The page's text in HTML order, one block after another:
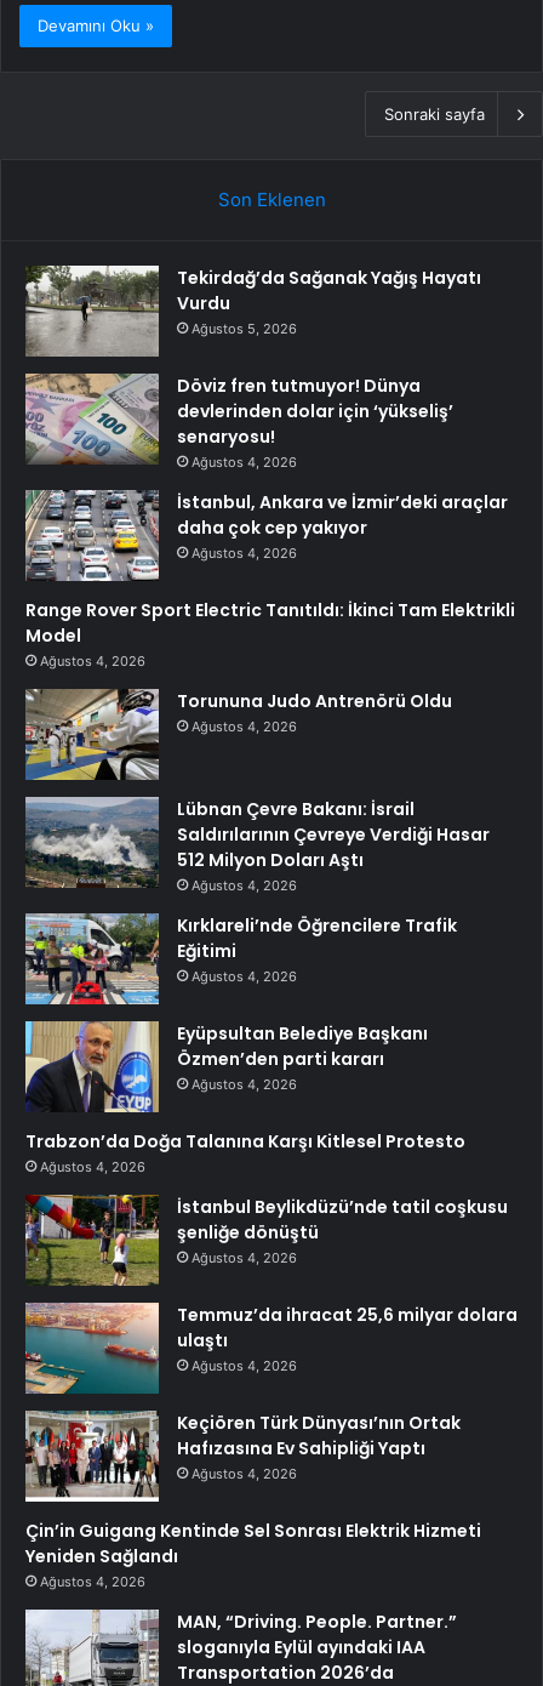
Devamını Oku »
Sonraki sayfa
Son Eklenen
Tekirdağ’da Sağanak Yağış Hayatı
Vurdu
Ağustos 5, 2026
Döviz fren tutmuyor! Dünya
devlerinden dolar için ‘yükseliş’
senaryosu!
Ağustos 4, 2026
İstanbul, Ankara ve İzmir’deki araçlar
daha çok cep yakıyor
Ağustos 4, 2026
Range Rover Sport Electric Tanıtıldı: İkinci Tam Elektrikli
Model
Ağustos 4, 2026
Torununa Judo Antrenörü Oldu
Ağustos 4, 2026
Lübnan Çevre Bakanı: İsrail
Saldırılarının Çevreye Verdiği Hasar
512 Milyon Doları Aştı
Ağustos 4, 2026
Kırklareli’nde Öğrencilere Trafik
Eğitimi
Ağustos 4, 2026
Eyüpsultan Belediye Başkanı
Özmen’den parti kararı
Ağustos 4, 2026
Trabzon’da Doğa Talanına Karşı Kitlesel Protesto
Ağustos 4, 2026
İstanbul Beylikdüzü’nde tatil coşkusu
şenliğe dönüştü
Ağustos 4, 2026
Temmuz’da ihracat 25,6 milyar dolara
ulaştı
Ağustos 4, 2026
Keçiören Türk Dünyası’nın Ortak
Hafızasına Ev Sahipliği Yaptı
Ağustos 4, 2026
Çin’in Guigang Kentinde Sel Sonrası Elektrik Hizmeti
Yeniden Sağlandı
Ağustos 4, 2026
MAN, “Driving. People. Partner.”
sloganıyla Eylül ayındaki IAA
Transportation 2026’da